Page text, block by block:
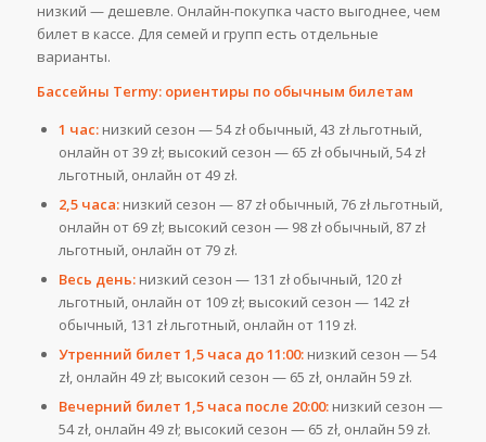
низкий — дешевле. Онлайн-покупка часто выгоднее, чем
билет в кассе. Для семей и групп есть отдельные
варианты.
Бассейны Termy: ориентиры по обычным билетам
1 час:низкий сезон — 54 zł обычный, 43 zł льготный,
онлайн от 39 zł; высокий сезон — 65 zł обычный, 54 zł
льготный, онлайн от 49 zł.
2,5 часа:низкий сезон — 87 zł обычный, 76 zł льготный,
онлайн от 69 zł; высокий сезон — 98 zł обычный, 87 zł
льготный, онлайн от 79 zł.
Весь день:низкий сезон — 131 zł обычный, 120 zł
льготный, онлайн от 109 zł; высокий сезон — 142 zł
обычный, 131 zł льготный, онлайн от 119 zł.
Утренний билет 1,5 часа до 11:00:низкий сезон — 54
zł, онлайн 49 zł; высокий сезон — 65 zł, онлайн 59 zł.
Вечерний билет 1,5 часа после 20:00:низкий сезон —
54 zł, онлайн 49 zł; высокий сезон — 65 zł, онлайн 59 zł.